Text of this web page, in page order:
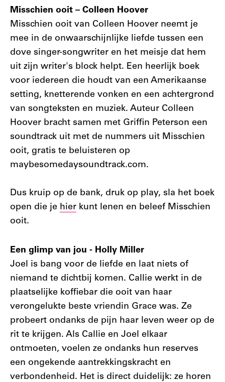
Misschien ooit – Colleen Hoover
Misschien ooit van Colleen Hoover neemt je
mee in de onwaarschijnlijke liefde tussen een
dove singer-songwriter en het meisje dat hem
uit zijn writer's block helpt. Een heerlijk boek
voor iedereen die houdt van een Amerikaanse
setting, knetterende vonken en een achtergrond
van songteksten en muziek. Auteur Colleen
Hoover bracht samen met Griffin Peterson een
soundtrack uit met de nummers uit Misschien
ooit, gratis te beluisteren op
maybesomedaysoundtrack.com.
Dus kruip op de bank, druk op play, sla het boek
open die je hier kunt lenen en beleef Misschien
ooit.
Een glimp van jou - Holly Miller
Joel is bang voor de liefde en laat niets of
niemand te dichtbij komen. Callie werkt in de
plaatselijke koffiebar die ooit van haar
verongelukte beste vriendin Grace was. Ze
probeert ondanks de pijn haar leven weer op de
rit te krijgen. Als Callie en Joel elkaar
ontmoeten, voelen ze ondanks hun reserves
een ongekende aantrekkingskracht en
verbondenheid. Het is direct duidelijk: ze horen